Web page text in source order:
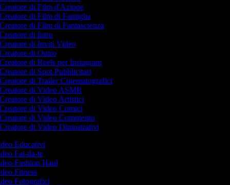
di Film d'Azione
di Film di Famiglia
di Film di Fantascienza
di Intro
di Inviti Video
di Outro
di Reels per Instagram
di Spot Pubblicitari
di Trailer Cinematografici
di Video ASMR
di Video Artistici
di Video Comici
di Video Commento
di Video Dimostrativi
Educativi
Fai-da-te
Fashion Haul
Fitness
Fotografici